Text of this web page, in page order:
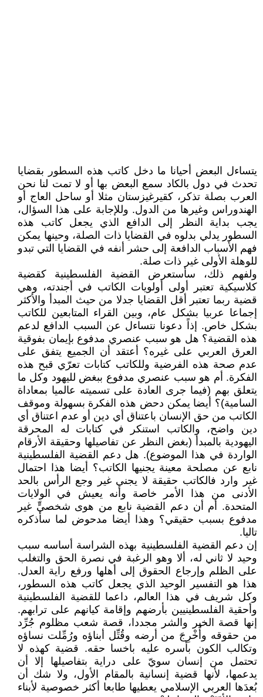
يتساءل البعض أحيانا ما دخل كاتب هذه السطور بقضايا
تحدث في دول بالكاد سمع البعض بها أو لا تمت لنا نحن
العرب بصلة تذكر، كقيرغيزستان مثلا أو ساحل العاج أو
الهندوراس وغيرها من الدول. وللإجابة على هذا السؤال،
يجب بداية النظر إلى الدافع الذي يجعل كاتب هذه
السطور يدلي بدلوه في القضايا ذات الصلة، وحينها يمكن
فهم الأسباب الدافعة إلى حشر أنفه في القضايا التي تبدو
للوهلة الأولى غير ذات صلة.
ولفهم ذلك، سأستعرض القضية الفلسطينية كقضية
كلاسيكية تعتبر أولى أولويات الكاتب في أجندته، وهي
قضية ربما تعتبر أقل القضايا جدلا من حيث المبدأ والأكثر
إجماعا عربيا بشكل عام، وبين القراء المتابعين للكاتب
بشكل خاص. إذاً دعونا نتساءل عن السبب الدافع لدعم
هذه القضية؟ هل هو سبب عنصري مدفوع بإيمان بفوقية
العرق العربي على غيره؟ أعتقد أن الجميع يتفق على
عدم صحة هذه الفرضية وللكاتب كتابات تعرّي قبح هذه
الفكرة. أم هو سبب عنصري مدفوع ببغض لليهود وكل ما
يتعلق بهم (فيما جرى العادة على تسميته عالميا بمعاداة
السامية)؟ أيضا يمكن دحض هذه الفكرة بسهولة وموقف
الكاتب من حق الإنسان باعتناق أي دين أو عدم اعتناق أي
دين واضح، والكاتب استنكر في كتابات له المحرقة
اليهودية بالمبدأ (بغض النظر عن تفاصيلها وحقيقة الأرقام
الواردة في هذا الموضوع). هل دعم القضية الفلسطينية
نابع عن مصلحة معينة يجنيها الكاتب؟ أيضا هذا احتمال
غير وارد فالكاتب حقيقة لا يجني غير وجع الرأس بالحد
الأدنى من هذا الأمر خاصة وأنه يعيش في الولايات
المتحدة. أم أن دعم القضية نابع من هوى شخصيٍّ غير
مدفوع بسبب حقيقي؟ وهذا أيضا مدحوض لما سأذكره
تاليا.
إن دعم القضية الفلسطينية بهذه الشراسة أساسه سبب
وحيد لا ثاني له، ألا وهو الرغبة في نصرة الحق والتغلب
على الظلم وإرجاع الحقوق إلى أهلها ورفع راية العدل.
هذا هو التفسير الوحيد الذي يجعل كاتب هذه السطور،
وكل شريف في هذا العالم، داعما للقضية الفلسطينية
وأحقية الفلسطينيين بأرضهم وإقامة كيانهم على ترابهم.
إنها قصة الخير والشر مجددا، قصة شعب مظلوم جُرِّد
من حقوقه وأُخْرِجَ من أرضه وقُتِّل أبناؤه ورُمِّلت نساؤه
وتكالب الكون بأسره عليه باخسا حقه. قضية كهذه لا
تحتمل من إنسان سويّ على دراية بتفاصيلها إلا أن
يدعمها، لأنها قضية إنسانية بالمقام الأول، ولا شك أن
بُعدَها العربي الإسلامي يعطيها طابعا أكثر خصوصية لأبناء